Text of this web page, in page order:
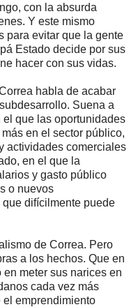
con la absurda
Y este mismo
para evitar que la gente
Estado decide por sus
hacer con sus vidas.
habla de acabar
Suena a
que las oportunidades
en el sector público,
actividades comerciales
en el que la
y gasto público
o nuevos
difícilmente puede
de Correa. Pero
a los hechos. Que en
en meter sus narices en
cada vez más
emprendimiento